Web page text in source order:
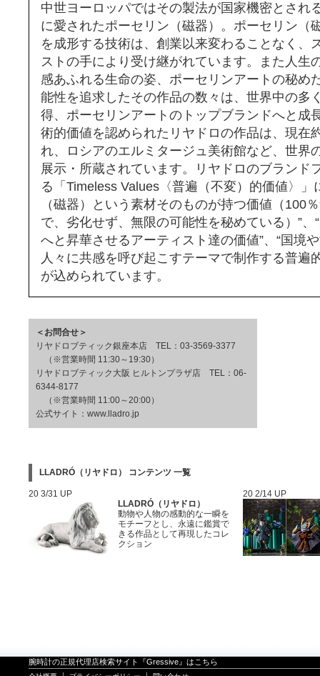
中世ヨーロッパではその製法が国家機密とされ
に愛されたポーセリン（磁器）。ポーセリン（
を成形する技術は、創業以来変わることなく、
ストの手により受け継がれています。また人生
感あふれる生命の姿、ポーセリンアートの秘め
能性を追求したその作品の数々は、世界中の多
得、ポーセリンアートのトップブランドへと成
術的価値を認められたリヤドロの作品は、現在
れ、ロシアのエルミタージュ美術館など、世界
展示・所蔵されています。リヤドロのブランド
る「Timeless Values〈普遍（不変）的価値〉」
（磁器）という素材そのものが持つ価値（100
で、劣化せず、無限の可能性を秘めている）”、
へと昇華させるアーティスト達の価値”、“国境
人々に共感を呼び起こすテーマで制作する普遍
が込められています。
＜お問合せ＞
リヤドロブティック銀座本店 TEL：03-3569-3377
（※営業時間 11:30～19:30）
リヤドロブティック大阪 ヒルトンプラザ店 TEL：06-
6344-8177
（※営業時間 11:00～20:00）
公式サイト： www.lladro.jp
LLADRÓ（リヤドロ） コンテンツ 一覧
20 3/31 UP
LLADRÓ（リヤドロ）
動物や人物の感動的な一瞬を
モチーフとし、永遠に鑑賞で
きる作品として再現したコレ
クション
20 2/14 UP
腕時計の正規代理店検索サイト『Gressive』はこちら